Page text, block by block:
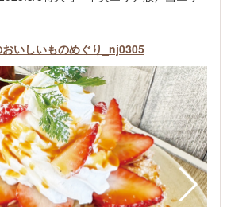
いしいものめぐり_nj0305